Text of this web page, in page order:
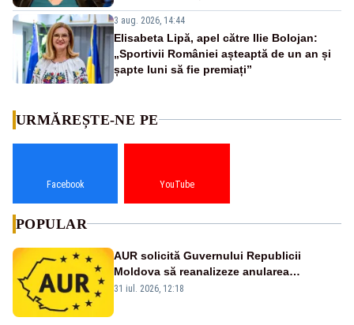
3 aug. 2026, 14:44
Elisabeta Lipă, apel către Ilie Bolojan:
„Sportivii României așteaptă de un an și
șapte luni să fie premiați”
URMĂREȘTE-NE PE
Facebook YouTube
POPULAR
AUR solicită Guvernului Republicii
Moldova să reanalizeze anularea
concertului de Ziua Limbii Române
31 iul. 2026, 12:18